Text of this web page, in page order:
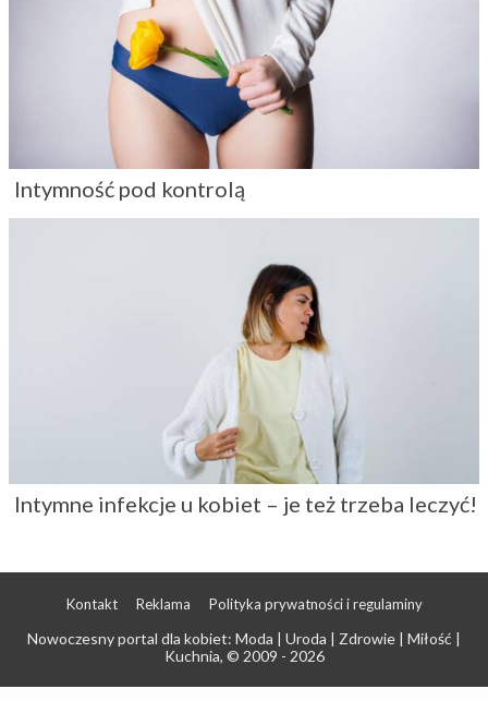
Intymność pod kontrolą
Intymne infekcje u kobiet – je też trzeba leczyć!
Kontakt Reklama Polityka prywatności i regulaminy
Nowoczesny portal dla kobiet: Moda | Uroda | Zdrowie | Miłość |
Kuchnia, © 2009 - 2026